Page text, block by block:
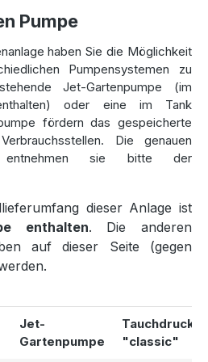
Vorteile auf einen
Sie kostenloses
Sie Ihre Wasserrechnung.
: Auf unsere Hydrophant
Sie eine 25-jährige Garantie – ein
und Langlebigkeit.
einer Kapazität von 6800 Litern
Produkten:
5600 L– Eine kompaktere
Wasser benötigen.
Erfahrung und Expertise
Pumpe
haben Sie die Möglichkeit
Pumpensystemen zu
Jet-Gartenpumpe (im
enthalten) oder eine im Tank
fördern das gespeicherte
Die genauen
entnehmen sie bitte der
dieser Anlage ist
enthalten. Die anderen
auf dieser Seite (gegen
Jet-
Gartenpumpe
"classic"